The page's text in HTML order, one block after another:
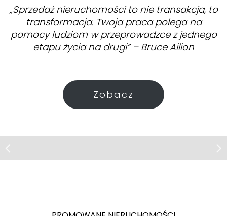
„Sprzedaż nieruchomości to nie transakcja, to
transformacja. Twoja praca polega na
pomocy ludziom w przeprowadzce z jednego
etapu życia na drugi” – Bruce Ailion
Zobacz
Pogórska Wola
Nowoczesny dom tuż przy lesie/